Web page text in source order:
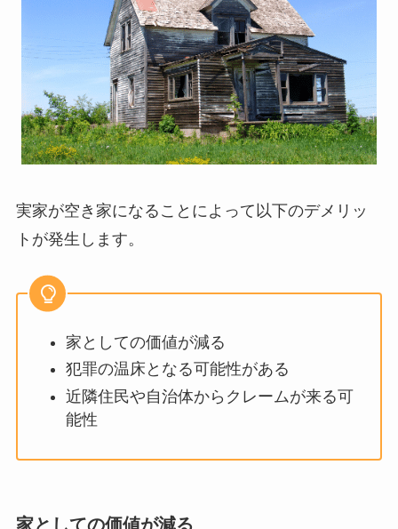
実家が空き家になることによって以下のデメリッ
トが発生します。
家としての価値が減る
犯罪の温床となる可能性がある
近隣住民や自治体からクレームが来る可
能性
家としての価値が減る